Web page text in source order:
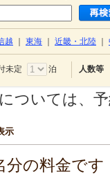
越 東海 近畿・北陸
未定 泊 人数等
ついては、
示
分の料金で